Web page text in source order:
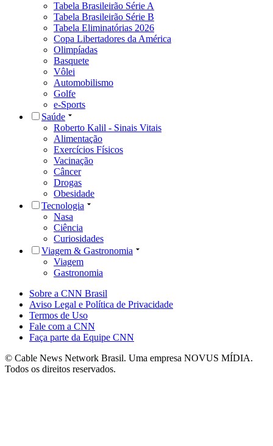
Tabela Brasileirão Série A
Tabela Brasileirão Série B
Tabela Eliminatórias 2026
Copa Libertadores da América
Olimpíadas
Basquete
Vôlei
Automobilismo
Golfe
e-Sports
Saúde
Roberto Kalil - Sinais Vitais
Alimentação
Exercícios Físicos
Vacinação
Câncer
Drogas
Obesidade
Tecnologia
Nasa
Ciência
Curiosidades
Viagem & Gastronomia
Viagem
Gastronomia
Sobre a CNN Brasil
Aviso Legal e Política de Privacidade
Termos de Uso
Fale com a CNN
Faça parte da Equipe CNN
© Cable News Network Brasil. Uma empresa NOVUS MÍDIA.
Todos os direitos reservados.